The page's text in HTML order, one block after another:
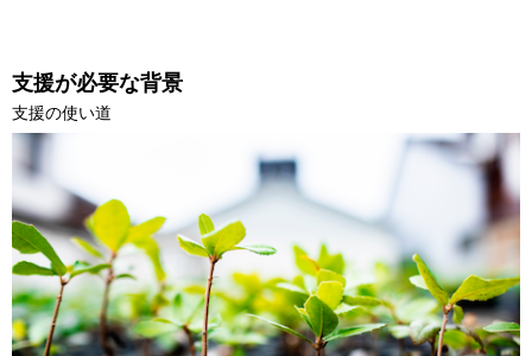
支援が必要な背景
支援の使い道